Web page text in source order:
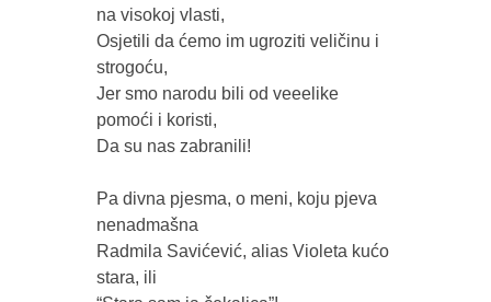
na visokoj vlasti,
Osjetili da ćemo im ugroziti veličinu i
strogoću,
Jer smo narodu bili od veeelike
pomoći i koristi,
Da su nas zabranili!
Pa divna pjesma, o meni, koju pjeva
nenadmašna
Radmila Savićević, alias Violeta kućo
stara, ili